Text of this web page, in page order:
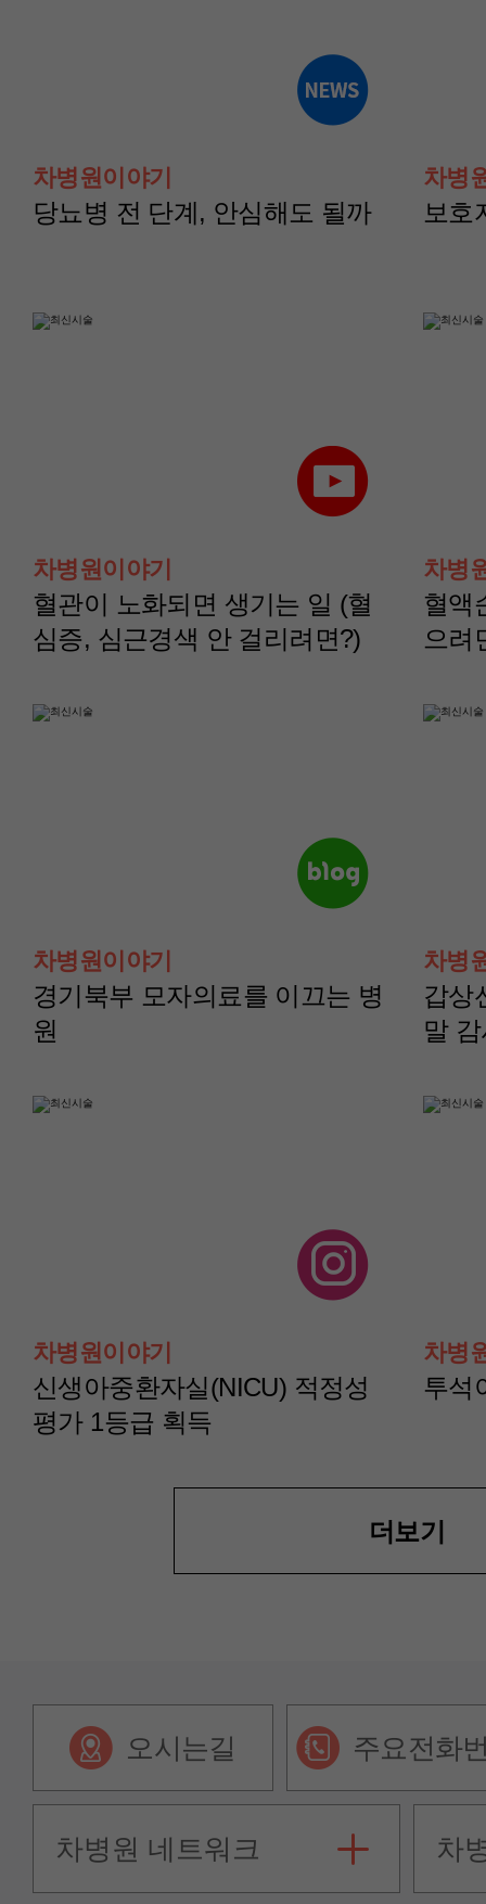
윤혜경 교수 이현지 교수
터)
나영정 교수 노주원 교수
터)
윤보성 교수
산부인과(부인종
채수현 교수
이지현 교수
산부인과(부인종
이아진 교수
차병원이야기
당뇨병 전 단계, 안심해도 될까
차병
보호
차병원이야기
혈관이 노화되면 생기는 일 (혈
심증, 심근경색 안 걸리려면?)
차병
혈액
으려
차병원이야기
경기북부 모자의료를 이끄는 병
원
차병
갑상
말
차병원이야기
신생아중환자실(NICU) 적정성
평가 1등급 획득
차병
투석
더보기
오시는길 주요전화
차병원 네트워크 차